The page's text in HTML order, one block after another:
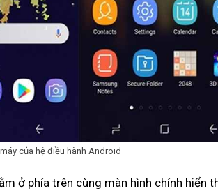
của hệ điều hành Android
ở phía trên cùng màn hình chính hiển